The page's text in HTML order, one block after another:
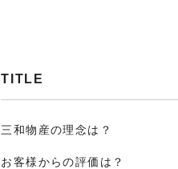
TITLE
三和物産の理念は？
お客様からの評価は？